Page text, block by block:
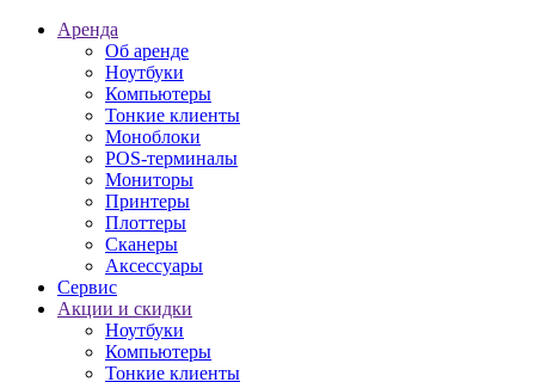
Аренда
Об аренде
Ноутбуки
Компьютеры
Тонкие клиенты
Моноблоки
POS-терминалы
Мониторы
Принтеры
Плоттеры
Сканеры
Аксессуары
Сервис
Акции и скидки
Ноутбуки
Компьютеры
Тонкие клиенты